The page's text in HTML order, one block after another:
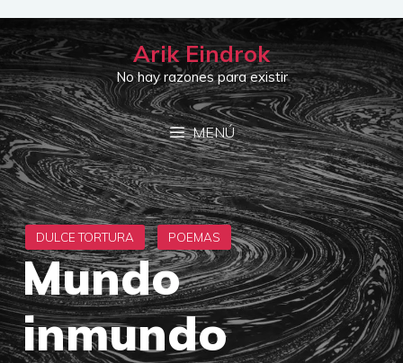
Saltar
al
contenido
Arik Eindrok
No hay razones para existir
MENÚ
Mundo
inmundo